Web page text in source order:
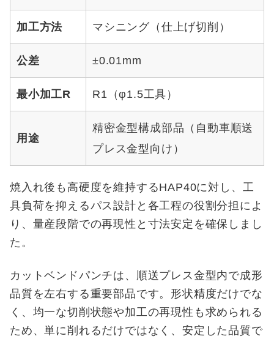
加工方法 マシニング（仕上げ切削）
公差 ±0.01mm
最小加工R R1（φ1.5工具）
用途
精密金型構成部品（自動車順送
プレス金型向け）
焼入れ後も高硬度を維持するHAP40に対し、工
具負荷を抑えるパス設計と各工程の役割分担によ
り、量産段階での再現性と寸法安定を確保しまし
た。
カットベンドパンチは、順送プレス金型内で成形
品質を左右する重要部品です。形状精度だけでな
く、均一な切削状態や加工の再現性も求められる
ため、単に削れるだけではなく、安定した品質で